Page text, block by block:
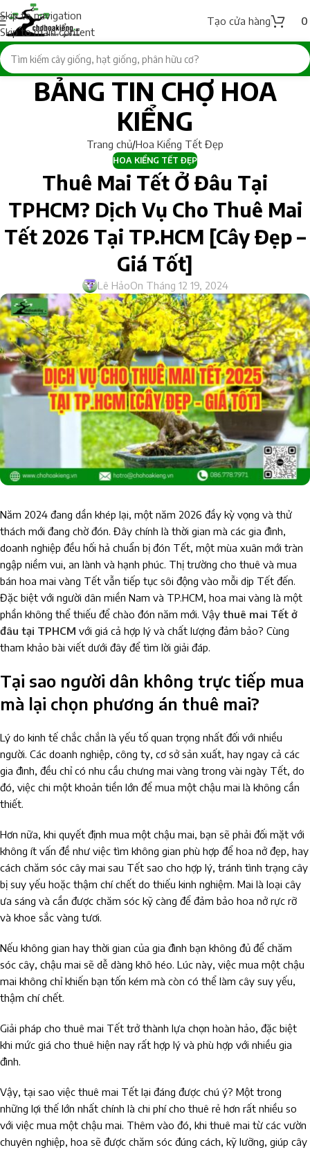
Skip to navigation
Skip to main content
Tạo cửa hàng 0
BẢNG TIN CHỢ HOA
KIỂNG
Trang chủ Hoa Kiểng Tết Đẹp
HOA KIỂNG TẾT ĐẸP
Thuê Mai Tết Ở Đâu Tại
TPHCM? Dịch Vụ Cho Thuê Mai
Tết 2026 Tại TP.HCM [Cây Đẹp –
Giá Tốt]
Lê HảoOn Tháng 12 19, 2024
Năm 2024 đang dần khép lại, một năm 2026 đầy kỳ vọng và thử
thách mới đang chờ đón. Đây chính là thời gian mà các gia đình,
doanh nghiệp đều hối hả chuẩn bị đón Tết, một mùa xuân mới tràn
ngập niềm vui, an lành và hạnh phúc. Thị trường cho thuê và mua
bán hoa mai vàng Tết vẫn tiếp tục sôi động vào mỗi dịp Tết đến.
Đặc biệt với người dân miền Nam và TP.HCM, hoa mai vàng là một
phần không thể thiếu để chào đón năm mới. Vậy thuê mai Tết ở
đâu tại TPHCM với giá cả hợp lý và chất lượng đảm bảo? Cùng
tham khảo bài viết dưới đây để tìm lời giải đáp.
Tại sao người dân không trực tiếp mua
mà lại chọn phương án thuê mai?
Lý do kinh tế chắc chắn là yếu tố quan trọng nhất đối với nhiều
người. Các doanh nghiệp, công ty, cơ sở sản xuất, hay ngay cả các
gia đình, đều chỉ có nhu cầu chưng mai vàng trong vài ngày Tết, do
đó, việc chi một khoản tiền lớn để mua một chậu mai là không cần
thiết.
Hơn nữa, khi quyết định mua một chậu mai, bạn sẽ phải đối mặt với
không ít vấn đề như việc tìm không gian phù hợp để hoa nở đẹp, hay
cách chăm sóc cây mai sau Tết sao cho hợp lý, tránh tình trạng cây
bị suy yếu hoặc thậm chí chết do thiếu kinh nghiệm. Mai là loại cây
ưa sáng và cần được chăm sóc kỹ càng để đảm bảo hoa nở rực rỡ
và khoe sắc vàng tươi.
Nếu không gian hay thời gian của gia đình bạn không đủ để chăm
sóc cây, chậu mai sẽ dễ dàng khô héo. Lúc này, việc mua một chậu
mai không chỉ khiến bạn tốn kém mà còn có thể làm cây suy yếu,
thậm chí chết.
Giải pháp cho thuê mai Tết trở thành lựa chọn hoàn hảo, đặc biệt
khi mức giá cho thuê hiện nay rất hợp lý và phù hợp với nhiều gia
đình.
Vậy, tại sao việc thuê mai Tết lại đáng được chú ý? Một trong
những lợi thế lớn nhất chính là chi phí cho thuê rẻ hơn rất nhiều so
với việc mua một chậu mai. Thêm vào đó, khi thuê mai từ các vườn
chuyên nghiệp, hoa sẽ được chăm sóc đúng cách, kỹ lưỡng, giúp cây